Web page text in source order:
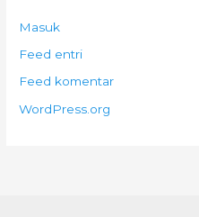
Masuk
Feed entri
Feed komentar
WordPress.org